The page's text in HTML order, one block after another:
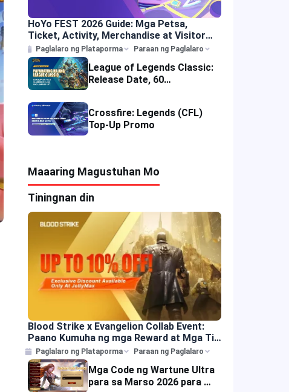
HoYo FEST 2026 Guide: Mga Petsa,
Ticket, Activity, Merchandise at Visitor
TipsPaglalaro ng Plataporma Paraan ng Paglalaro
League of Legends Classic:
Release Date, 60
Crossfire: Legends (CFL)
Top-Up Promo
Maaaring Magustuhan Mo
Tiningnan din
Blood Strike x Evangelion Collab Event:
Paano Kumuha ng mga Reward at Mga Tip
sa Top-up?
Paglalaro ng Plataporma Paraan ng Paglalaro
Mga Code ng Wartune Ultra
para sa Marso 2026 para sa